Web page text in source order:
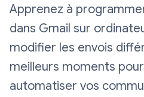
Apprenez à
dans Gmail sur
modifier les envois
meilleurs moments
automatiser vos